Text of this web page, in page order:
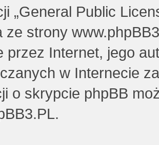
„General Public
ze strony
przez Internet, jego
w Internecie
o skrypcie phpBB
.